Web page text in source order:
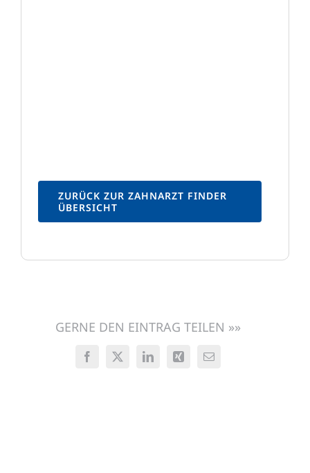
ZURÜCK ZUR ZAHNARZT FINDER
ÜBERSICHT
GERNE DEN EINTRAG TEILEN »»
Facebook
X LinkedInXing
E-